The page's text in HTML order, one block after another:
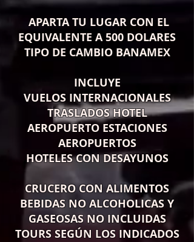
APARTA TU LUGAR CON EL
EQUIVALENTE A 500 DOLARES
TIPO DE CAMBIO BANAMEX
INCLUYE
VUELOS INTERNACIONALES
TRASLADOS HOTEL
AEROPUERTO ESTACIONES
AEROPUERTOS
HOTELES CON DESAYUNOS
CRUCERO CON ALIMENTOS
BEBIDAS NO ALCOHOLICAS Y
GASEOSAS NO INCLUIDAS
TOURS SEGÚN LOS INDICADOS